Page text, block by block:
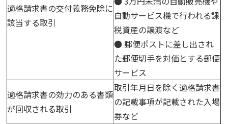
適格請求書の交付義務免除に
該当する取引
自動サービス機で行われる課
税資産の譲渡など
● 郵便ポストに差し出され
た郵便切手を対価とする郵便
サービス
適格請求書の効力のある書類
が回収される取引
取引年月日を除く適格請求書
の記載事項が記載された入場
券など